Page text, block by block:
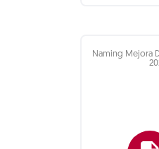
Naming Mejora